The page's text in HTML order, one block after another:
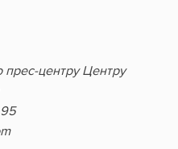
прес-центру Центру